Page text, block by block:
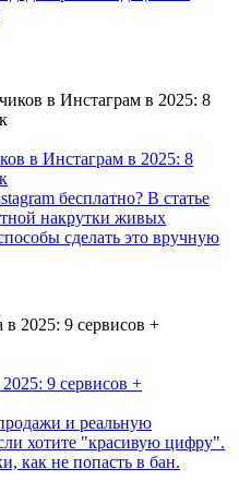
в Инстаграм в 2025: 8
бесплатно? В статье
накрутки живых
сделать это вручную
9 сервисов +
и реальную
хотите "красивую цифру".
как не попасть в бан.